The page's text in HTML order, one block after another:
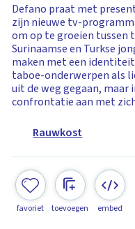
Defano praat met
zijn nieuwe tv-
om op te groeien tussen
Surinaamse en Turkse
maken met een
taboe-onderwerpen als
uit de weg gegaan, maar
confrontatie aan met
Rauwkost
favoriet toevoegen embed